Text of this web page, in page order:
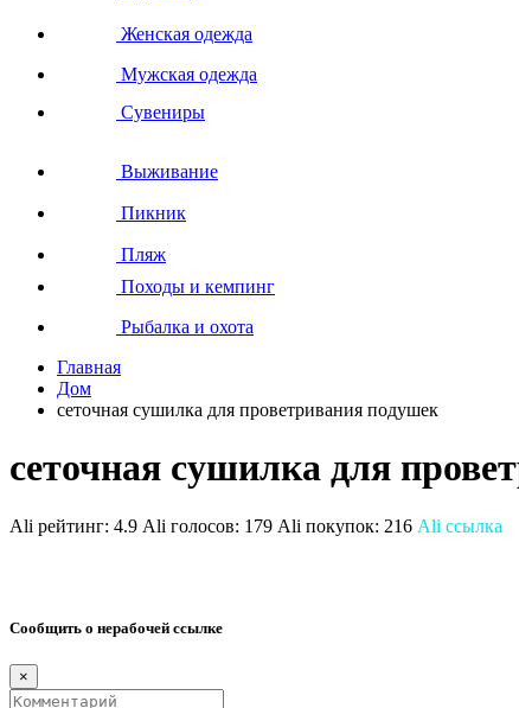
Женская одежда
Мужская одежда
Сувениры
Выживание
Пикник
Пляж
Походы и кемпинг
Рыбалка и охота
Главная
Дом
сеточная сушилка для проветривания подушек
сеточная сушилка для
Ali рейтинг: 4.9 Ali голосов: 179 Ali покупок: 216 Ali ссылка
Сообщить о нерабочей ссылке
×